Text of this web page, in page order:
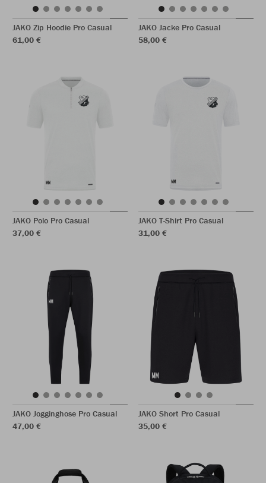
JAKO Zip Hoodie Pro Casual
61,00 €
JAKO Jacke Pro Casual
58,00 €
JAKO Polo Pro Casual
37,00 €
JAKO T-Shirt Pro Casual
31,00 €
JAKO Jogginghose Pro Casual
47,00 €
JAKO Short Pro Casual
35,00 €